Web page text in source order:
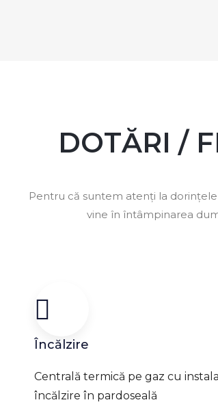
DOTĂRI /
Pentru că suntem atenți la dorințele
vine în întâmpinarea
Încălzire
Centrală termică pe gaz cu
încălzire în pardoseală